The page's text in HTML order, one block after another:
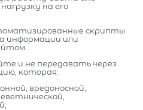
на его
скрипты
информации или
и не передавать через
которая:
вредоносной,